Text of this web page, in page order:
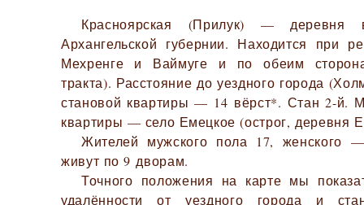
Красноярская (Прилук) — деревня
Архангельской губернии. Находится при
Мехренге и Ваймуге и по обеим
тракта). Расстояние до уездного города
становой квартиры — 14 вёрст*. Стан 2-й.
квартиры — село Емецкое (острог, деревня
Жителей мужского пола 17, женского
живут по 9 дворам.
Точного положения на карте мы
удалённости от уездного города и